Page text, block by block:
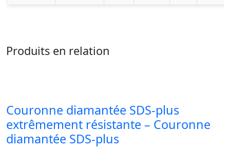
Produits en relation
Couronne diamantée SDS-plus
extrêmement résistante – Couronne
diamantée SDS-plus